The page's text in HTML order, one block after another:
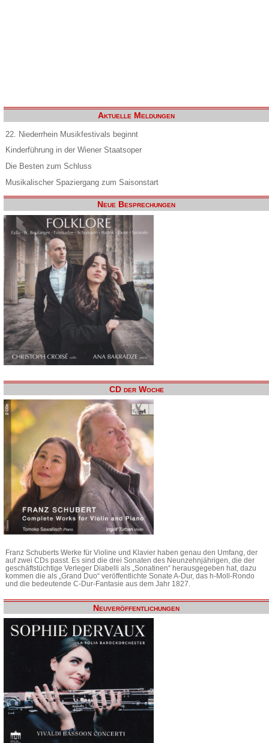
Aktuelle Meldungen
22. Niederrhein Musikfestivals beginnt
Kinderführung in der Wiener Staatsoper
Die Besten zum Schluss
Musikalischer Spaziergang zum Saisonstart
Neue Besprechungen
CD der Woche
Franz Schuberts Werke für Violine und Klavier haben genau den Umfang, der
auf zwei CDs passt. Es sind die drei Sonaten des Neunzehnjährigen, die der
geschäftstüchtige Verleger Diabelli als „Sonatinen“ herausgegeben hat, dazu
kommen die als „Grand Duo“ veröffentlichte Sonate A-Dur, das h-Moll-Rondo
und die bedeutende C-Dur-Fantasie aus dem Jahr 1827.
Neuveröffentlichungen